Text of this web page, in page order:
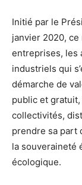
Initié par le
janvier 2020, ce
entreprises, les
industriels qui
démarche de
public et gratuit,
collectivités,
prendre sa part
la souveraineté
écologique.